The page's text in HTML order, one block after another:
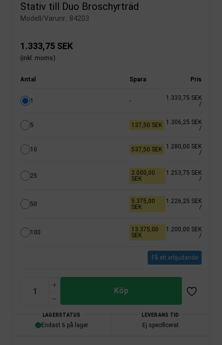
Stativ till Duo Broschyrträd
Modell/Varunr.: 84203
1.333,75 SEK
(inkl. moms)
Antal Spara Pris
1 -
1.333,75 SEK
/
5 137,50 SEK
1.306,25 SEK
/
10 537,50 SEK
1.280,00 SEK
/
25
2.000,00
SEK
1.253,75 SEK
/
50
5.375,00
SEK
1.226,25 SEK
/
100
13.375,00
SEK
1.200,00 SEK
/
Få ett erbjudande
Köp
LAGERSTATUS
Endast 6 på lager
LEVERANS TID
Ej specificerat